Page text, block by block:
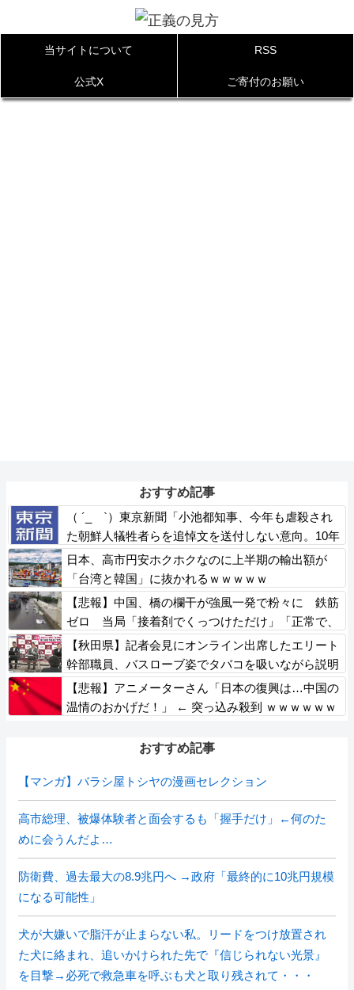
当サイトについて RSS
公式X ご寄付のお願い
おすすめ記事
（ ´_ゝ`）東京新聞「小池都知事、今年も虐殺され
た朝鮮人犠牲者らを追悼文を送付しない意向。10年
連続」
日本、高市円安ホクホクなのに上半期の輸出額が
「台湾と韓国」に抜かれるｗｗｗｗｗ
【悲報】中国、橋の欄干が強風一発で粉々に 鉄筋
ゼロ 当局「接着剤でくっつけただけ」「正常で、
品質問題はない」
【秋田県】記者会見にオンライン出席したエリート
幹部職員、バスローブ姿でタバコを吸いながら説明
県が聞き取りへ
【悲報】アニメーターさん「日本の復興は…中国の
温情のおかげだ！」 ← 突っ込み殺到 ｗｗｗｗｗｗ
おすすめ記事
【マンガ】バラシ屋トシヤの漫画セレクション
高市総理、被爆体験者と面会するも「握手だけ」←何のた
めに会うんだよ…
防衛費、過去最大の8.9兆円へ →政府「最終的に10兆円規模
になる可能性」
犬が大嫌いで脂汗が止まらない私。リードをつけ放置され
た犬に絡まれ、追いかけられた先で『信じられない光景』
を目撃→必死で救急車を呼ぶも犬と取り残されて・・・